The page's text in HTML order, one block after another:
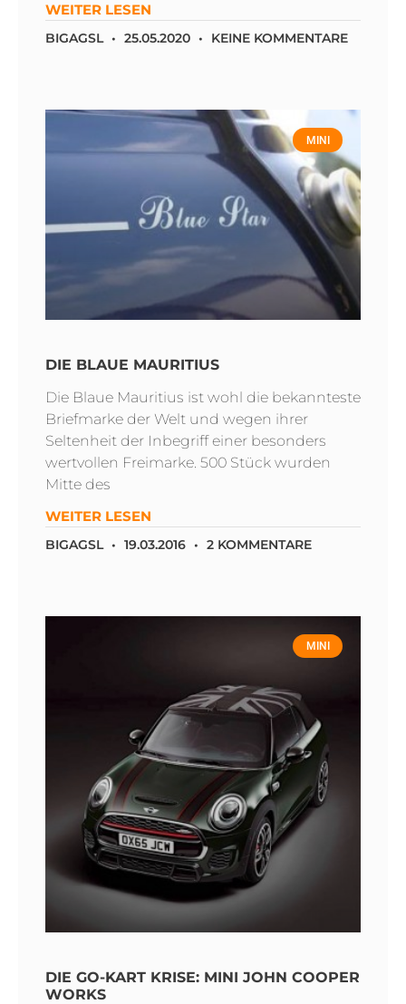
WEITER LESEN
BIGAGSL 25.05.2020 KEINE KOMMENTARE
MINI
DIE BLAUE MAURITIUS
Die Blaue Mauritius ist wohl die bekannteste
Briefmarke der Welt und wegen ihrer
Seltenheit der Inbegriff einer besonders
wertvollen Freimarke. 500 Stück wurden
Mitte des
WEITER LESEN
BIGAGSL 19.03.2016 2 KOMMENTARE
MINI
DIE GO-KART KRISE: MINI JOHN COOPER
WORKS